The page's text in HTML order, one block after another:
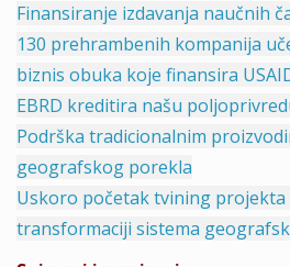
Finansiranje izdavanja naučnih
130 prehrambenih kompanija
biznis obuka koje finansira
EBRD kreditira našu
Podrška tradicionalnim
geografskog porekla
Uskoro početak tvining projekta
transformaciji sistema